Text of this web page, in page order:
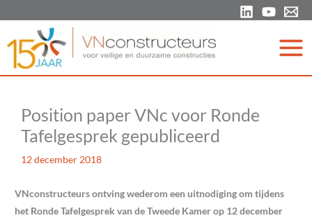
de
inhoud
Position paper VNc voor Ronde
Tafelgesprek gepubliceerd
12 december 2018
VNconstructeurs ontving wederom een uitnodiging om tijdens
het Ronde Tafelgesprek van de Tweede Kamer op 12 december